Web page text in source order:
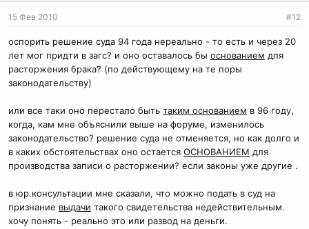
15 Фев 2010 #12
оспорить решение суда 94 года нереально - то есть и через 20
лет мог придти в загс? и оно оставалось бы основанием для
расторжения брака? (по действующему на те поры
законодательству)
или все таки оно перестало быть таким основанием в 96 году,
когда, кам мне объяснили выше на форуме, изменилось
законодательство? решение суда не отменяется, но как долго и
в каких обстоятельствах оно остается ОСНОВАНИЕМ для
производства записи о расторжении? если законы уже другие .
в юр.консультации мне сказали, что можно подать в суд на
признание выдачи такого свидетельства недействительным.
хочу понять - реально это или развод на деньги.